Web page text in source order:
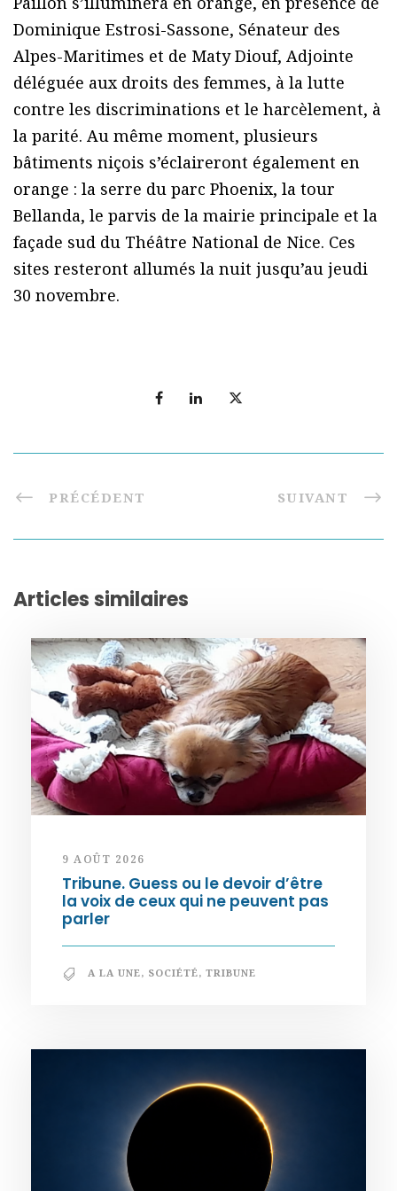
Dominique Estrosi-Sassone, Sénateur des
Alpes-Maritimes et de Maty Diouf, Adjointe
déléguée aux droits des femmes, à la lutte
contre les discriminations et le harcèlement, à
la parité. Au même moment, plusieurs
bâtiments niçois s’éclaireront également en
orange : la serre du parc Phoenix, la tour
Bellanda, le parvis de la mairie principale et la
façade sud du Théâtre National de Nice. Ces
sites resteront allumés la nuit jusqu’au jeudi
30 novembre.
PRÉCÉDENT SUIVANT
Articles similaires
9 AOÛT 2026
Tribune. Guess ou le devoir d’être
la voix de ceux qui ne peuvent pas
parler
A LA UNE, SOCIÉTÉ, TRIBUNE